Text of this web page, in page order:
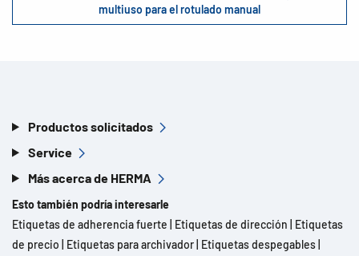
multiuso para el rotulado manual
Productos solicitados
Service
Más acerca de HERMA
Esto también podría interesarle
Etiquetas de adherencia fuerte
Etiquetas de dirección
Etiquetas
de precio
Etiquetas para archivador Etiquetas despegables